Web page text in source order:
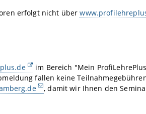
erfolgt nicht über
im Bereich "Mein
fallen keine
, damit wir Ihnen den